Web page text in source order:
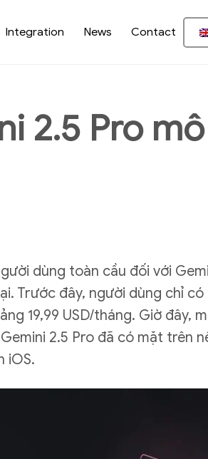
Integration News Contact
2.5 Pro
dùng toàn cầu đối với
Trước đây, người dùng chỉ
19,99 USD/tháng. Giờ đây,
2.5 Pro đã có mặt trên
iOS.